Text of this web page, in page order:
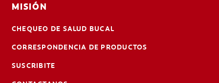
MISIÓN
CHEQUEO DE SALUD BUCAL
CORRESPONDENCIA DE PRODUCTOS
SUSCRIBITE